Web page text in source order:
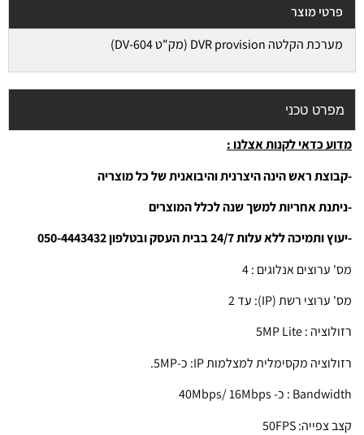
פרטי מוצר
מערכת הקלטה DVR provision (מק"ט DV-604)
מפרט טכני
מדוע כדאי לקנות אצלנו :
-קבוצת ראש הינה היצרנית והיבואנית של כל מוצריה
-ניתנת אחריות למשך שנה לכלל המוצרים
-יעוץ ותמיכה ללא עלות 24/7 בבית העסק ובטלפון 050-4443432
מס' ערוצים אנלוגים : 4
מס' ערוצי רשת (IP): עד 2
רזולוציה : 5MP Lite
רזולוציה מקסימלית למצלמות IP: כ-5MP.
Bandwidth : כ- 40Mbps/ 16Mbps
קצב צפייה: 50FPS